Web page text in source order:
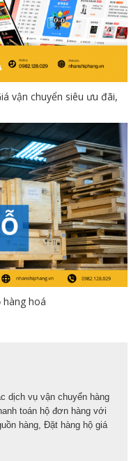
vận chuyển siêu ưu đãi,
hoá
dịch vụ vận chuyển hàng
toán hộ đơn hàng với
hàng, Đặt hàng hộ giá